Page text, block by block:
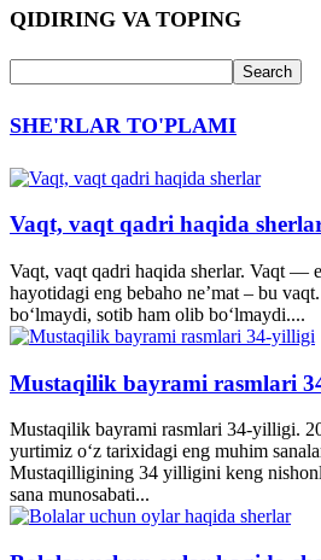
QIDIRING VA TOPING
SHE'RLAR TO'PLAMI
Vaqt, vaqt qadri haqida
Vaqt, vaqt qadri haqida sherlar. Vaqt —
hayotidagi eng bebaho ne’mat – bu
bo‘lmaydi, sotib ham olib bo‘lmaydi....
Mustaqilik bayrami rasmlari
Mustaqilik bayrami rasmlari 34-yilligi.
yurtimiz o‘z tarixidagi eng muhim
Mustaqilligining 34 yilligini keng
sana munosabati...